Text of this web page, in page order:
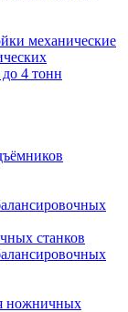
механические
4 тонн
станков
ножничных